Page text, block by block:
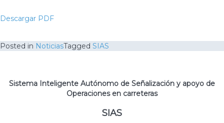
Descargar PDF
Posted in NoticiasTagged SIAS
Sistema Inteligente Autónomo de Señalización y apoyo de
Operaciones en carreteras
SIAS